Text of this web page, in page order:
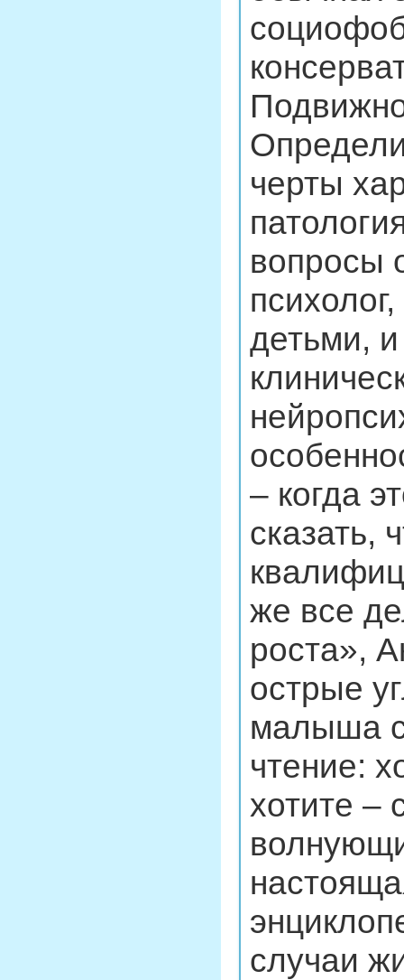
черты
вопросы
детьми,
– когда
сказать,
же все
роста»,
острые
малыша
чтение:
хотите –
случаи